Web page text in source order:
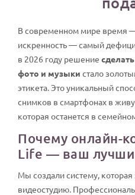
В современном мире время
искренность — самый
в 2026 году решение
фото и музыки стало
этикета. Это уникальный
снимков в смартфонах в
которая останется в
Почему онлайн-
Life — ваш
Мы создали систему,
видеостудию.